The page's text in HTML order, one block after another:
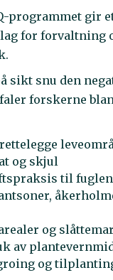
programmet gir
for forvaltning
sikt snu den
forskerne
og skjul
til
og
av
og